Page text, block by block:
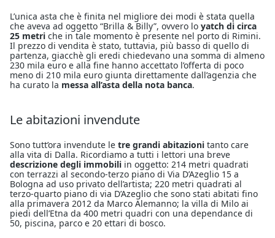
L’unica asta che è finita nel migliore dei modi è stata quella
che aveva ad oggetto “Brilla & Billy”, ovvero lo yatch di circa
25 metri che in tale momento è presente nel porto di Rimini.
Il prezzo di vendita è stato, tuttavia, più basso di quello di
partenza, giacchè gli eredi chiedevano una somma di almeno
230 mila euro e alla fine hanno accettato l’offerta di poco
meno di 210 mila euro giunta direttamente dall’agenzia che
ha curato la messa all’asta della nota banca.
Le abitazioni invendute
Sono tutt’ora invendute le tre grandi abitazioni tanto care
alla vita di Dalla. Ricordiamo a tutti i lettori una breve
descrizione degli immobili in oggetto: 214 metri quadrati
con terrazzi al secondo-terzo piano di Via D’Azeglio 15 a
Bologna ad uso privato dell’artista; 220 metri quadrati al
terzo-quarto piano di via D’Azeglio che sono stati abitati fino
alla primavera 2012 da Marco Alemanno; la villa di Milo ai
piedi dell’Etna da 400 metri quadri con una dependance di
50, piscina, parco e 20 ettari di bosco.